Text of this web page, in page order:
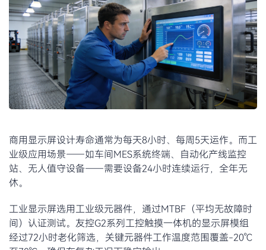
商用显示屏设计寿命通常为每天8小时、每周5天运作。而工
业级应用场景——如车间MES系统终端、自动化产线监控
站、无人值守设备——需要设备24小时连续运行，全年无
休。
工业显示屏选用工业级元器件，通过MTBF（平均无故障时
间）认证测试。友控G2系列工控触摸一体机的显示屏模组
经过72小时老化筛选，关键元器件工作温度范围覆盖-20℃